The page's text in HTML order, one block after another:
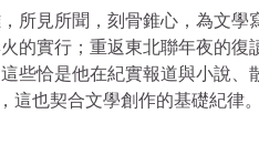
見所聞，刻骨錐心，為文學
的實行；重返東北聯年夜的復
些恰是他在紀實報道與小說、
也契合文學創作的基礎紀律。